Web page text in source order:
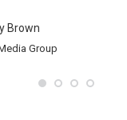
Brown
Group